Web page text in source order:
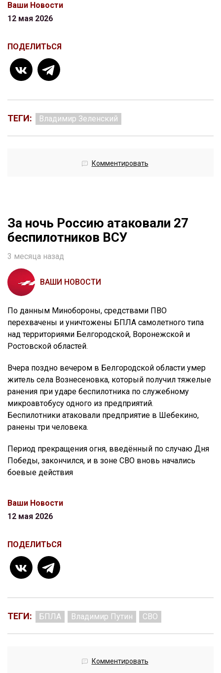
Ваши Новости
12 мая 2026
ПОДЕЛИТЬСЯ
ТЕГИ: Владимир Зеленский
Комментировать
За ночь Россию атаковали 27
беспилотников ВСУ
3 месяца назад
ВАШИ НОВОСТИ
По данным Минобороны, средствами ПВО
перехвачены и уничтожены БПЛА самолетного типа
над территориями Белгородской, Воронежской и
Ростовской областей.
Вчера поздно вечером в Белгородской области умер
житель села Вознесеновка, который получил тяжелые
ранения при ударе беспилотника по служебному
микроавтобусу одного из предприятий.
Беспилотники атаковали предприятие в Шебекино,
ранены три человека.
Период прекращения огня, введённый по случаю Дня
Победы, закончился, и в зоне СВО вновь начались
боевые действия
Ваши Новости
12 мая 2026
ПОДЕЛИТЬСЯ
ТЕГИ: БПЛА Владимир Путин СВО
Комментировать